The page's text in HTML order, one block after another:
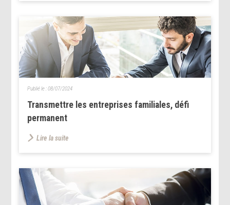
Transmettre les entreprises familiales, défi
permanent
Publié le :08/07/2024
Lire la suite